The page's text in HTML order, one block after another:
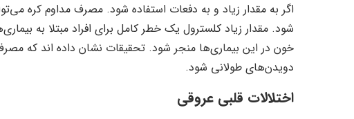
اگر به مقدار زیاد و به دفعات استفاده شود. مصرف مداوم کره
شود. مقدار زیاد کلسترول یک خطر کامل برای افراد مبتلا به
خون در این بیماری‌ها منجر شود. تحقیقات نشان داده اند که
دویدن‌های طولانی شود.
اختلالات قلبی عروقی